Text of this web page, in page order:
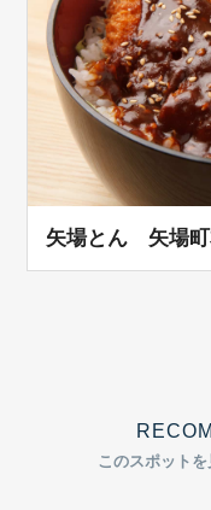
矢場とん 矢場
このスポット